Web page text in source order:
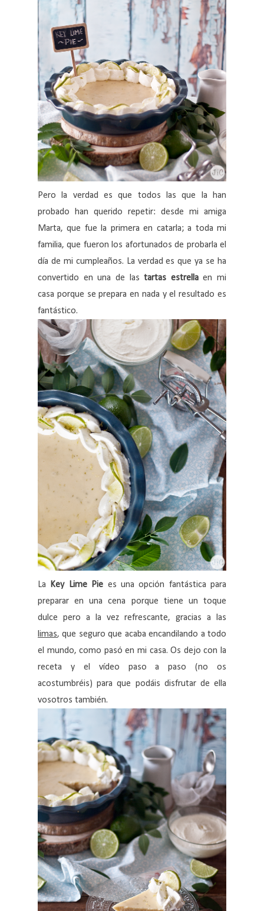
Pero la verdad es que todos las que la han
probado han querido repetir: desde mi amiga
Marta, que fue la primera en catarla; a toda mi
familia, que fueron los afortunados de probarla el
día de mi cumpleaños. La verdad es que ya se ha
convertido en una de lastartas estrellaen mi
casa porque se prepara en nada y el resultado es
fantástico.
La Key Lime Pie es una opción fantástica para
preparar en una cena porque tiene un toque
dulce pero a la vez refrescante, gracias a las
limas, que seguro que acaba encandilando a todo
el mundo, como pasó en mi casa. Os dejo con la
receta y el vídeo paso a paso (no os
acostumbréis) para que podáis disfrutar de ella
vosotros también.